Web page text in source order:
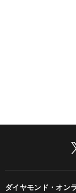
ダイヤモンド・オン